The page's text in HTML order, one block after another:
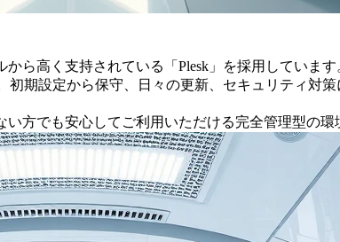
ら高く支持されている「Plesk」を採用しています
初期設定から保守、日々の更新、セキュリティ対
方でも安心してご利用いただける完全管理型の